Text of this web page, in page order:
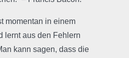
momentan in einem
lernt aus den Fehlern
kann sagen, dass die